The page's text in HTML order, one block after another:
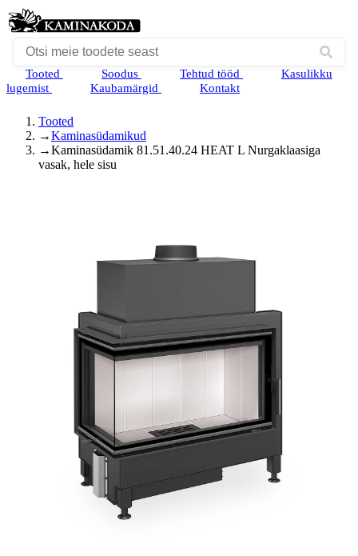
Tooted Soodus Tehtud tööd
Kasulikku
lugemist
Kaubamärgid Kontakt
Tooted
→Kaminasüdamikud
→Kaminasüdamik 81.51.40.24 HEAT L Nurgaklaasiga
vasak, hele sisu